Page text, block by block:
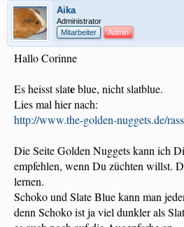
Aika
Administrator
Mitarbeiter
Admin
Hallo Corinne
Es heisst slateblue, nicht slatblue.
Lies mal hier nach:
http://www.the-golden-nuggets.de/
Die Seite Golden Nuggets kann ich
empfehlen, wenn Du züchten willst.
lernen.
Schoko und Slate Blue kann man
denn Schoko ist ja viel dunkler als